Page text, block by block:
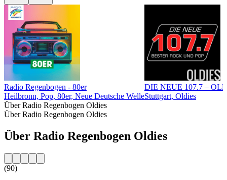
Radio Regenbogen - 80er
Heilbronn, Pop, 80er, Neue Deutsche Welle
DIE NEUE 107.7 –
Stuttgart, Oldies
Über Radio Regenbogen Oldies
Über Radio Regenbogen Oldies
Über Radio Regenbogen Oldies
(90)